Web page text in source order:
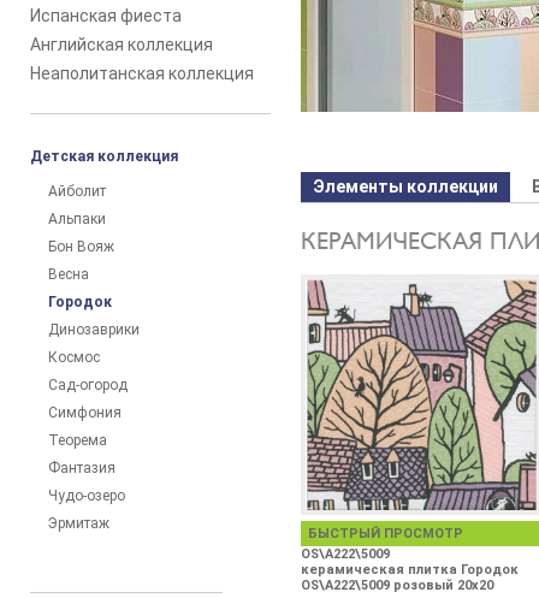
Испанская фиеста
Английская коллекция
Неаполитанская коллекция
Детская коллекция
Айболит
Альпаки
Бон Вояж
Весна
Городок
Динозаврики
Космос
Сад-огород
Симфония
Теорема
Фантазия
Чудо-озеро
Эрмитаж
Элементы коллекции
КЕРАМИЧЕСКАЯ
БЫСТРЫЙ ПРОСМОТР
OS\A222\5009
керамическая плитка Городок
OS\A222\5009 розовый 20х20